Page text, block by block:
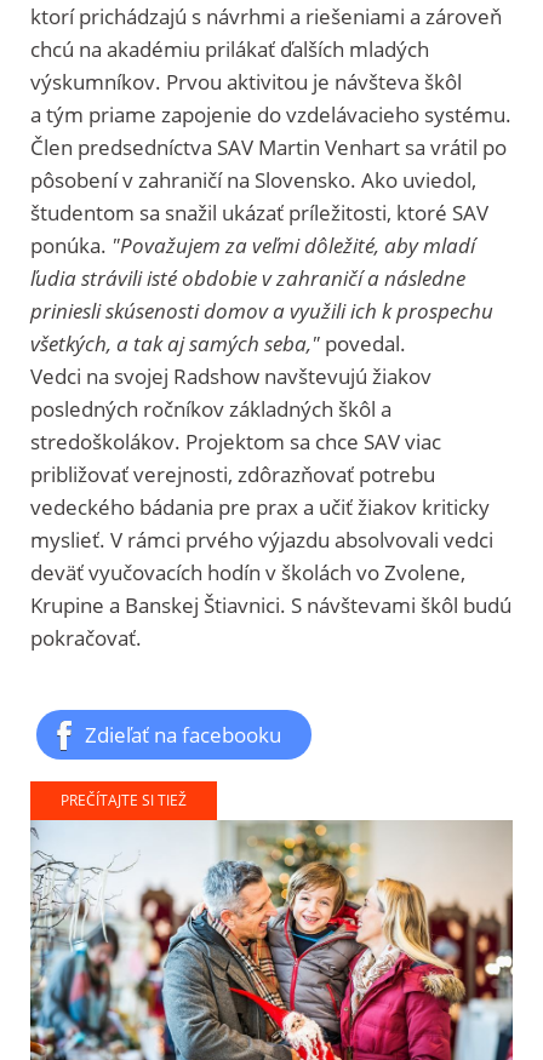
ktorí prichádzajú s návrhmi a riešeniami a zároveň
chcú na akadémiu prilákať ďalších mladých
výskumníkov. Prvou aktivitou je návšteva škôl
a tým priame zapojenie do vzdelávacieho systému.
Člen predsedníctva SAV Martin Venhart sa vrátil po
pôsobení v zahraničí na Slovensko. Ako uviedol,
študentom sa snažil ukázať príležitosti, ktoré SAV
ponúka. "Považujem za veľmi dôležité, aby mladí
ľudia strávili isté obdobie v zahraničí a následne
priniesli skúsenosti domov a využili ich k prospechu
všetkých, a tak aj samých seba," povedal.
Vedci na svojej Radshow navštevujú žiakov
posledných ročníkov základných škôl a
stredoškolákov. Projektom sa chce SAV viac
približovať verejnosti, zdôrazňovať potrebu
vedeckého bádania pre prax a učiť žiakov kriticky
myslieť. V rámci prvého výjazdu absolvovali vedci
deväť vyučovacích hodín v školách vo Zvolene,
Krupine a Banskej Štiavnici. S návštevami škôl budú
pokračovať.
Zdieľať na facebooku
PREČÍTAJTE SI TIEŽ